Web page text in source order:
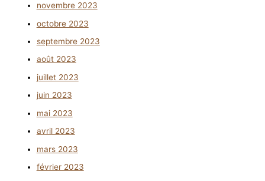
novembre 2023
octobre 2023
septembre 2023
août 2023
juillet 2023
juin 2023
mai 2023
avril 2023
mars 2023
février 2023